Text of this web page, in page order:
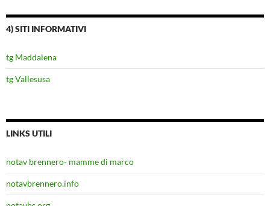
4) SITI INFORMATIVI
tg Maddalena
tg Vallesusa
LINKS UTILI
notav brennero- mamme di marco
notavbrennero.info